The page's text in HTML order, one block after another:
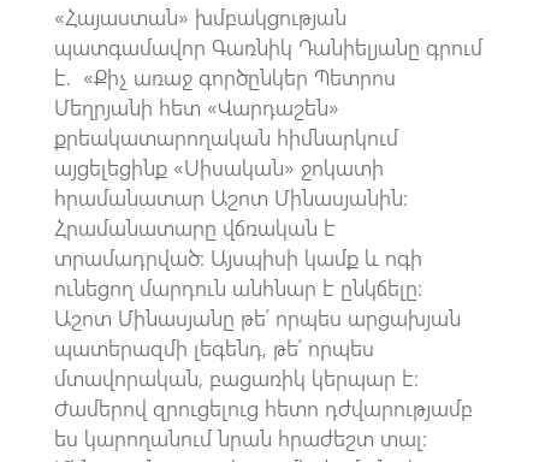
«Հայաստան» խմբակցության
պատգամավոր Գառնիկ Դանիելյանը գրում
է. «Քիչ առաջ գործընկեր Պետրոս
Մեղրյանի հետ «Վարդաշեն»
քրեակատարողական հիմնարկում
այցելեցինք «Սիսական» ջոկատի
հրամանատար Աշոտ Մինասյանին:
Հրամանատարը վճռական է
տրամադրված: Այսպիսի կամք և ոգի
ունեցող մարդուն անհնար է ընկճելը:
Աշոտ Մինասյանը թե՛ որպես արցախյան
պատերազմի լեգենդ, թե՛ որպես
մտավորական, բացառիկ կերպար է:
Ժամերով զրուցելուց հետո դժվարությամբ
ես կարողանում նրան հրաժեշտ տալ: